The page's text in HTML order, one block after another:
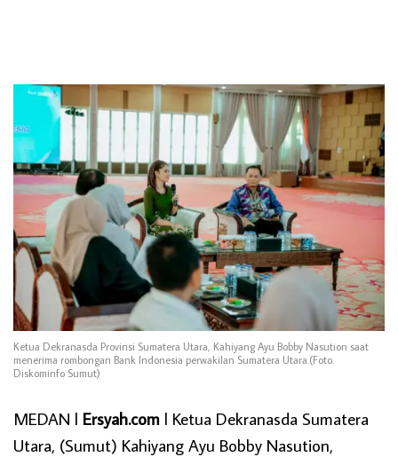
Ketua Dekranasda Provinsi Sumatera Utara, Kahiyang Ayu Bobby Nasution saat
menerima rombongan Bank Indonesia perwakilan Sumatera Utara.(Foto.
Diskominfo Sumut)
MEDAN l Ersyah.com l Ketua Dekranasda Sumatera
Utara, (Sumut) Kahiyang Ayu Bobby Nasution,